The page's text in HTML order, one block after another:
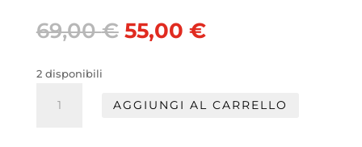
69,00€ Il
prezzo
69,00 €.
55,00 €Il
55,00 €.
2 disponibili
AGGIUNGI AL CARRELLO